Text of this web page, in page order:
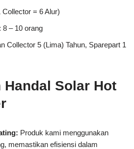
= 6 Alur)
8 – 10 orang
Collector 5 (Lima) Tahun, Sparepart 1
Solar Hot
Produk kami menggunakan
memastikan efisiensi dalam